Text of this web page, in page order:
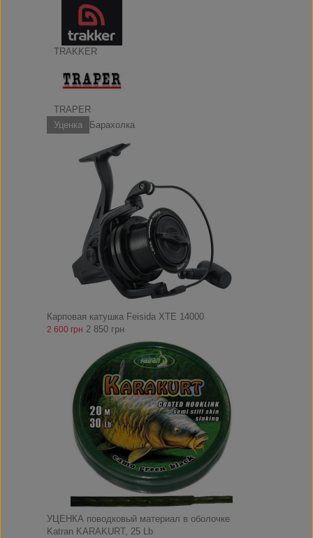
TRAKKER
TRAPER
Уценка
Барахолка
Карповая катушка Feisida XTE 14000
2 600 грн 2 850 грн
УЦЕНКА поводковый материал в оболочке
Katran KARAKURT, 25 Lb